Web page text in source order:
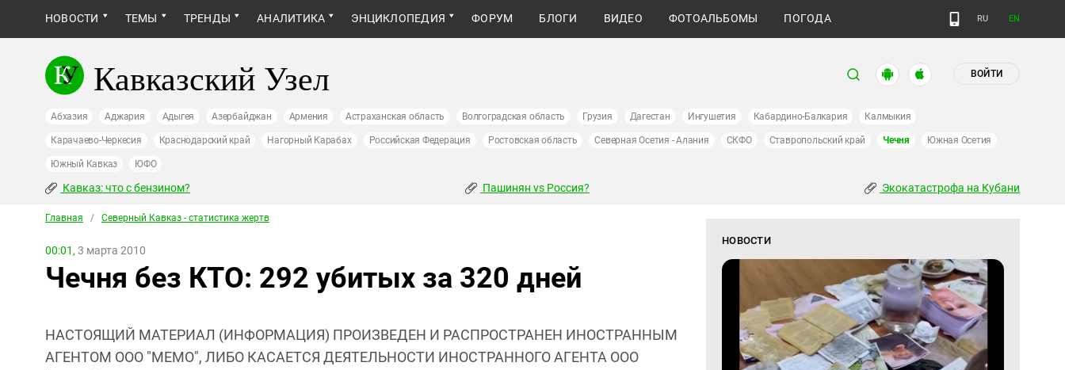
НОВОСТИ ТЕМЫ ТРЕНДЫ АНАЛИТИКА ЭНЦИКЛОПЕДИЯ ФОРУМ БЛОГИ ВИДЕО ФОТОАЛЬБОМЫ ПОГОДА RU EN
Кавказский Узел ВОЙТИ
Абхазия Аджария Адыгея Азербайджан Армения Астраханская область Волгоградская область Грузия Дагестан Ингушетия Кабардино-Балкария Калмыкия
Карачаево-Черкесия Краснодарский край Нагорный Карабах Российская Федерация Ростовская область Северная Осетия - Алания СКФО Ставропольский край Чечня Южная Осетия
Южный Кавказ ЮФО
Кавказ: что с бензином? Пашинян vs Россия? Экокатастрофа на Кубани
Главная / Северный Кавказ - статистика жертв
00:01, 3 марта 2010
Чечня без КТО: 292 убитых за 320 дней
НАСТОЯЩИЙ МАТЕРИАЛ (ИНФОРМАЦИЯ) ПРОИЗВЕДЕН И РАСПРОСТРАНЕН ИНОСТРАННЫМ
АГЕНТОМ ООО "МЕМО", ЛИБО КАСАЕТСЯ ДЕЯТЕЛЬНОСТИ ИНОСТРАННОГО АГЕНТА ООО
НОВОСТИ